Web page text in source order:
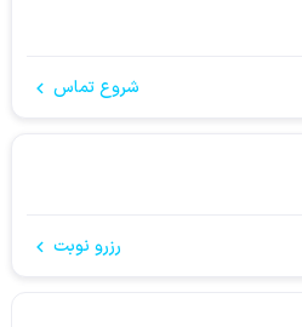
شروع تماس
رزرو نوبت